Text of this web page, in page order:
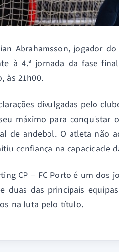
Abrahamsson, jogador
à 4.ª jornada da fase
às 21h00.
divulgadas pelo
máximo para conquistar
de andebol. O atleta não
confiança na capacidade
CP – FC Porto é um dos
duas das principais
na luta pelo título.